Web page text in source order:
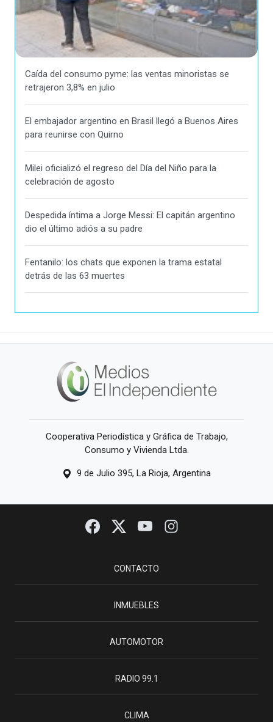
Caída del consumo pyme: las ventas minoristas se
retrajeron 3,8% en julio
El embajador argentino en Brasil llegó a Buenos Aires
para reunirse con Quirno
Milei oficializó el regreso del Día del Niño para la
celebración de agosto
Despedida íntima a Jorge Messi: El capitán argentino
dio el último adiós a su padre
Fentanilo: los chats que exponen la trama estatal
detrás de las 63 muertes
Cooperativa Periodística y Gráfica de Trabajo,
Consumo y Vivienda Ltda.
9 de Julio 395, La Rioja, Argentina
CONTACTO
INMUEBLES
AUTOMOTOR
RADIO 99.1
CLIMA